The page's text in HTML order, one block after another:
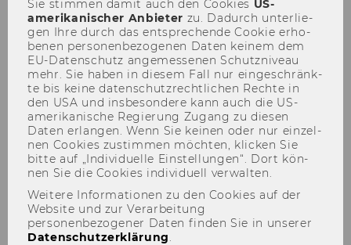
Symposien zur Umsatzsteuer
Sie stim­men damit auch den Coo­kies US-​
amerikanischer An­bie­ter zu. Da­durch un­ter­lie­
gen Ihre durch das ent­spre­chen­de Coo­kie er­ho­
be­nen per­so­nen­be­zo­ge­nen Daten kei­nem dem
EU-​Datenschutz an­ge­mes­se­nen Schutz­ni­veau
mehr. Sie haben in die­sem Fall nur ein­ge­schränk­
te bis keine da­ten­schutz­recht­li­chen Rech­te in
den USA und ins­be­son­de­re kann auch die US-​
amerikanische Re­gie­rung Zu­gang zu die­sen
Daten er­lan­gen. Wenn Sie kei­nen oder nur ein­zel­
nen Coo­kies zu­stim­men möch­ten, kli­cken Sie
bitte auf „In­di­vi­du­el­le Ein­stel­lun­gen“. Dort kön­
nen Sie die Coo­kies in­di­vi­du­ell ver­wal­ten.
Weitere Informationen zu den Cookies auf der
Website und zur Verarbeitung
personenbezogener Daten finden Sie in unserer
Datenschutzerklärung